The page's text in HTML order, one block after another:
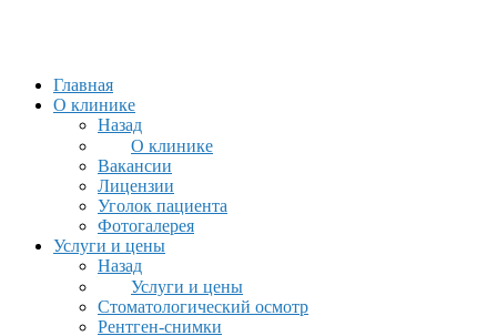
Главная
О клинике
Назад
О клинике
Вакансии
Лицензии
Уголок пациента
Фотогалерея
Услуги и цены
Назад
Услуги и цены
Стоматологический осмотр
Рентген-снимки